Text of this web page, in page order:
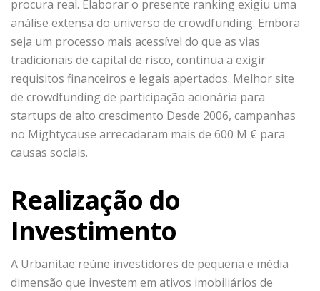
procura real. Elaborar o presente ranking exigiu uma
análise extensa do universo de crowdfunding. Embora
seja um processo mais acessível do que as vias
tradicionais de capital de risco, continua a exigir
requisitos financeiros e legais apertados. Melhor site
de crowdfunding de participação acionária para
startups de alto crescimento Desde 2006, campanhas
no Mightycause arrecadaram mais de 600 M € para
causas sociais.
Realização do
Investimento
A Urbanitae reúne investidores de pequena e média
dimensão que investem em ativos imobiliários de